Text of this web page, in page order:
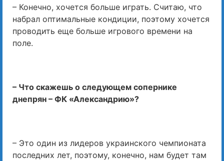
– Конечно, хочется больше играть. Считаю, что
набрал оптимальные кондиции, поэтому хочется
проводить еще больше игрового времени на
поле.
– Что скажешь о следующем сопернике
днепрян – ФК «Александрию»?
– Это один из лидеров украинского чемпионата
последних лет, поэтому, конечно, нам будет там